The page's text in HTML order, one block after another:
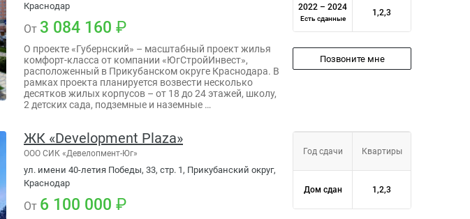
Краснодар
От 3 084 160
О проекте «Губернский» – масштабный проект жилья
комфорт-класса от компании «ЮгСтройИнвест»,
расположенный в Прикубанском округе Краснодара. В
рамках проекта планируется возвести несколько
десятков жилых корпусов – от 18 до 24 этажей, школу,
2 детских сада, подземные и наземные …
2022 – 2024
Есть сданные
1,2,3
Позвоните мне
ЖК «Development Plaza»
ООО СИК «Девелопмент-Юг»
ул. имени 40-летия Победы, 33, стр. 1, Прикубанский округ,
Краснодар
От 6 100 000
Год сдачи Квартиры
Дом сдан 1,2,3